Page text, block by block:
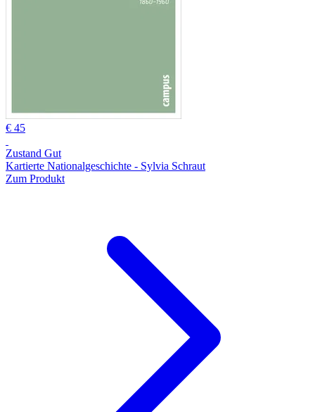
€ 45
Zustand Gut
Kartierte Nationalgeschichte - Sylvia Schraut
Zum Produkt